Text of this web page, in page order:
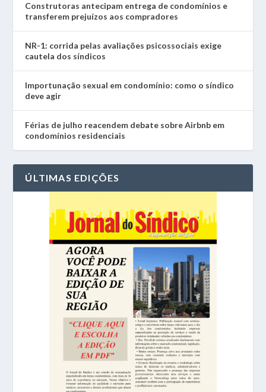
Construtoras antecipam entrega de condomínios e
transferem prejuízos aos compradores
NR-1: corrida pelas avaliações psicossociais exige
cautela dos síndicos
Importunação sexual em condomínio: como o síndico
deve agir
Férias de julho reacendem debate sobre Airbnb em
condomínios residenciais
ÚLTIMAS EDIÇÕES